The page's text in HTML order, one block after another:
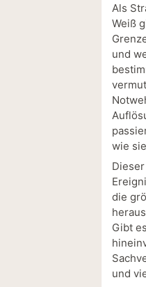
Als
Weiß
und
wie
die
Gibt
und